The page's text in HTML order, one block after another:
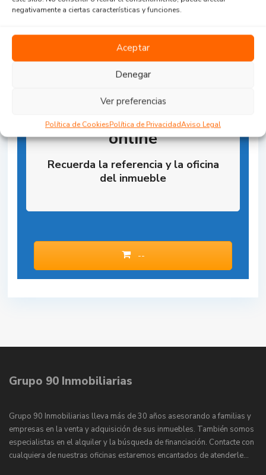
negativamente a ciertas características y funciones.
Aceptar
Denegar
Ver preferencias
Política de CookiesPolítica de PrivacidadAviso Legal
Reserva la Propiedad
online
Recuerda la referencia y la oficina
del inmueble
--
Grupo 90 Inmobiliarias
Grupo 90 Inmobiliarias lleva más de 30 años asesorando a familias y
empresas en la venta y adquisición de sus inmuebles. También somos
especialistas en el alquiler y la búsqueda de financiación. Contacte con
cualquiera de nuestras oficinas estaremos encantados de atenderle…